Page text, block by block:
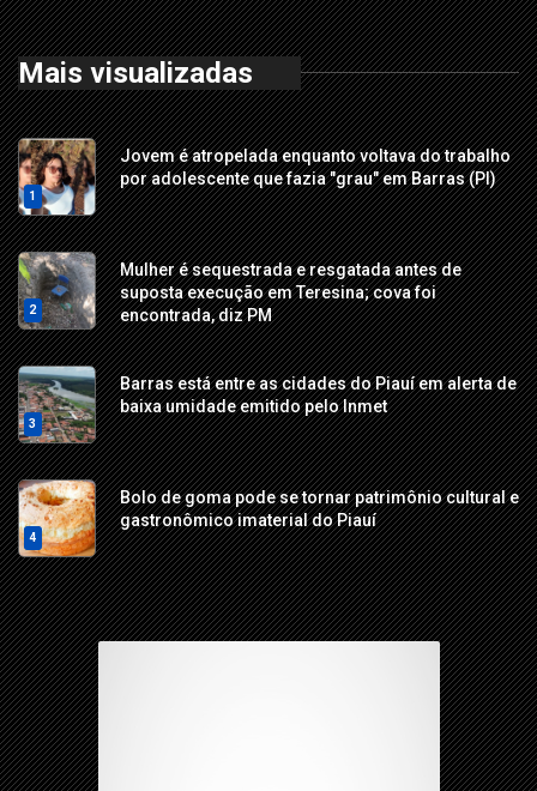
Mais visualizadas
1
Jovem é atropelada enquanto voltava do trabalho
por adolescente que fazia "grau" em Barras (PI)
2
Mulher é sequestrada e resgatada antes de
suposta execução em Teresina; cova foi
encontrada, diz PM
3
Barras está entre as cidades do Piauí em alerta de
baixa umidade emitido pelo Inmet
4
Bolo de goma pode se tornar patrimônio cultural e
gastronômico imaterial do Piauí